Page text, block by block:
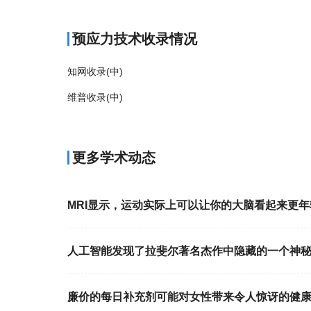
预应力技术收录情况
知网收录(中)
维普收录(中)
更多学术动态
MRI显示，运动实际上可以让你的大脑看起来更
人工智能发现了拉斐尔著名杰作中隐藏的一个神
廉价的每日补充剂可能对女性带来令人惊讶的健